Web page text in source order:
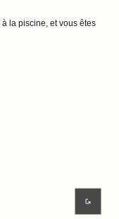
la piscine, et vous êtes